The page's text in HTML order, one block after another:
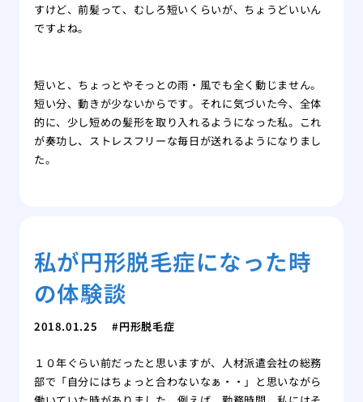
すけど、前髪って、むしろ短いくらいが、ちょうどいいん
ですよね。
短いと、ちょっとやそっとの雨・風でも全く動じません。
短い分、動きが少ないからです。それに気づいた今、全体
的に、少し短めの髪形を取り入れるようになった私。これ
が奏功し、ストレスフリーな毎日が送れるようになりまし
た。
私が円形脱毛症になった時
の体験談
2018.01.25 円形脱毛症
１０年ぐらい前だったと思いますが、人材派遣会社の総務
部で「自分にはちょっと合わないなぁ・・」と思いながら